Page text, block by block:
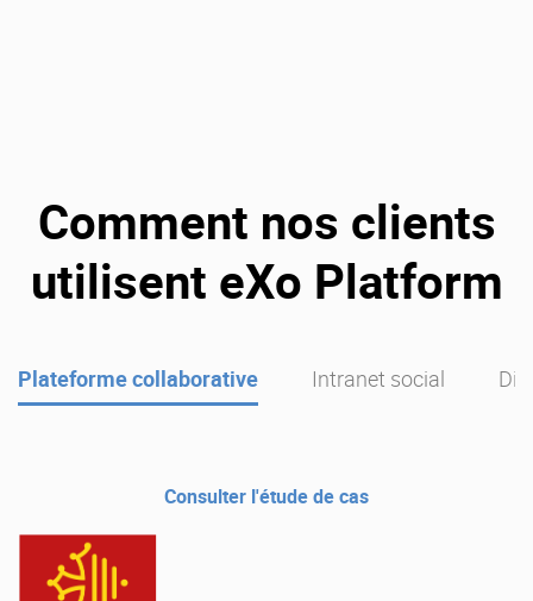
Comment nos clients
utilisent eXo Platform
Plateforme collaborative Intranet social
Consulter l'étude de cas